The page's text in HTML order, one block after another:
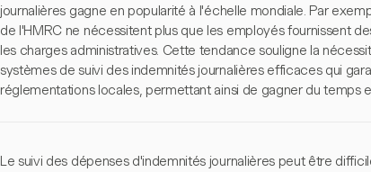
journalières gagne en popularité à l'échelle mondiale. Par
de l'HMRC ne nécessitent plus que les employés fournissent
les charges administratives. Cette tendance souligne la
systèmes de suivi des indemnités journalières efficaces qui
réglementations locales, permettant ainsi de gagner du temps
Le suivi des dépenses d'indemnités journalières peut être